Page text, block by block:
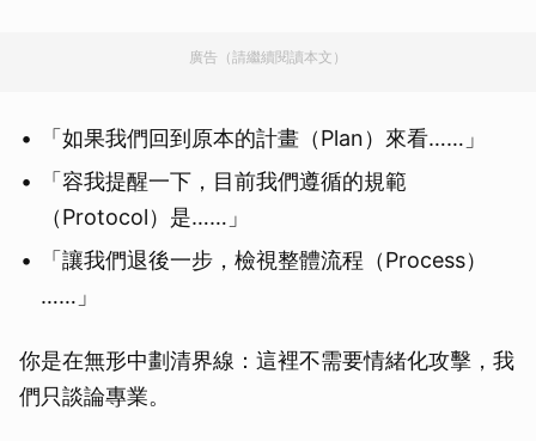
廣告（請繼續閱讀本文）
「如果我們回到原本的計畫（Plan）來看……」
「容我提醒一下，目前我們遵循的規範
（Protocol）是……」
「讓我們退後一步，檢視整體流程（Process）
……」
你是在無形中劃清界線：這裡不需要情緒化攻擊，我
們只談論專業。